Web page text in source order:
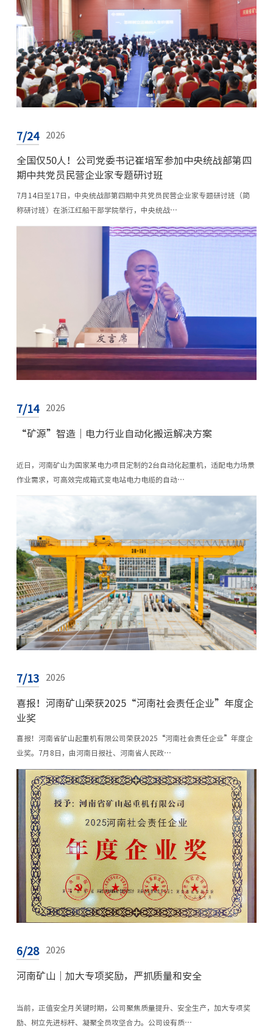
7/24 2026
全国仅50人！公司党委书记崔培军参加中央统战部第四
期中共党员民营企业家专题研讨班
7月14日至17日，中央统战部第四期中共党员民营企业家专题研讨班（简
称研讨班）在浙江红船干部学院举行，中央统战…
7/14 2026
“矿源”智造｜电力行业自动化搬运解决方案
近日，河南矿山为国家某电力项目定制的2台自动化起重机，适配电力场景
作业需求，可高效完成箱式变电站电力电缆的自动…
7/13 2026
喜报！河南矿山荣获2025“河南社会责任企业”年度企
业奖
喜报！河南省矿山起重机有限公司荣获2025“河南社会责任企业”年度企
业奖。7月8日，由河南日报社、河南省人民政…
6/28 2026
河南矿山｜加大专项奖励，严抓质量和安全
当前，正值安全月关键时期，公司聚焦质量提升、安全生产，加大专项奖
励、树立先进标杆、凝聚全员攻坚合力。公司设有质…